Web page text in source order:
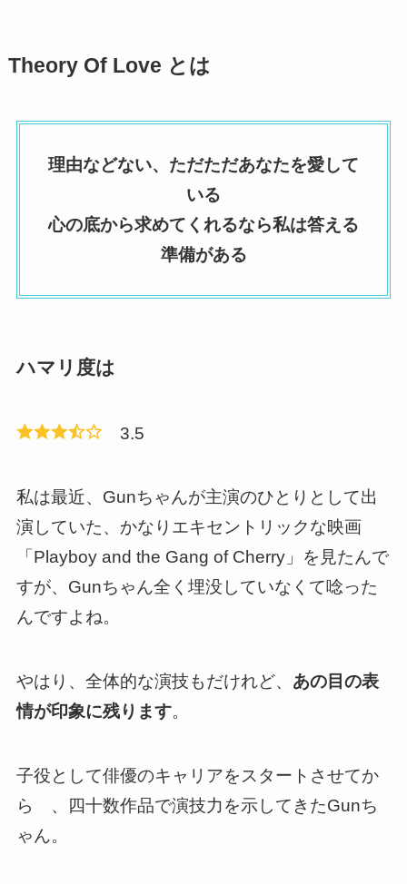
Theory Of Love とは
理由などない、ただただあなたを愛して
いる
心の底から求めてくれるなら私は答える
準備がある
ハマリ度は
3.5
私は最近、Gunちゃんが主演のひとりとして出
演していた、かなりエキセントリックな映画
「Playboy and the Gang of Cherry」を見たんで
すが、Gunちゃん全く埋没していなくて唸った
んですよね。
やはり、全体的な演技もだけれど、 あの目の表
情が印象に残ります。
子役として俳優のキャリアをスタートさせてか
ら 、四十数作品で演技力を示してきたGunち
ゃん。